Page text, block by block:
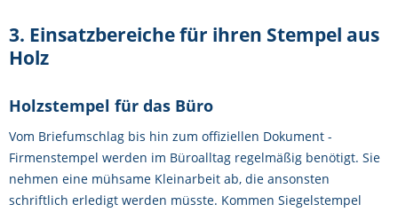
3. Einsatzbereiche für ihren Stempel aus
Holz
Holzstempel für das Büro
Vom Briefumschlag bis hin zum offiziellen Dokument -
Firmenstempel werden im Büroalltag regelmäßig benötigt. Sie
nehmen eine mühsame Kleinarbeit ab, die ansonsten
schriftlich erledigt werden müsste. Kommen Siegelstempel